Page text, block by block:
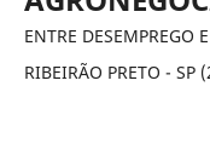
ENTRE DESEMPREGO
RIBEIRÃO PRETO - SP